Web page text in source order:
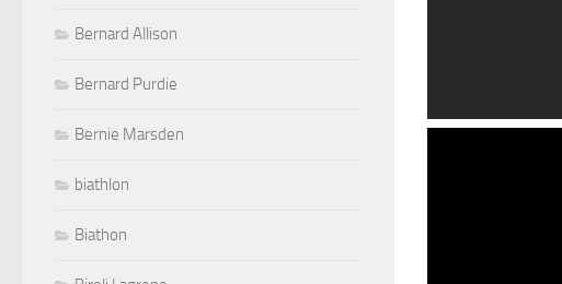
Bernard Allison
Bernard Purdie
Bernie Marsden
biathlon
Biathon